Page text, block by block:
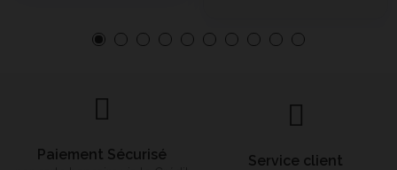
Paiement Sécurisé Service client